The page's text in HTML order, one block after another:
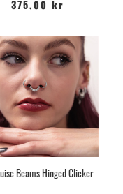
375,00 kr
Beams Hinged Clicker